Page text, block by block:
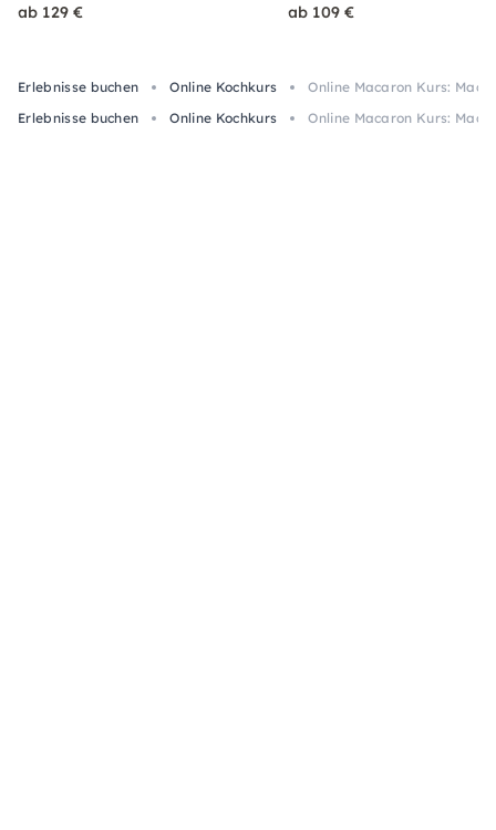
ab 129 € ab 109 €
Erlebnisse buchen Online Kochkurs
Online Macaron Kurs:
Erlebnisse buchen
Online Kochkurs Online Macaron Kurs: